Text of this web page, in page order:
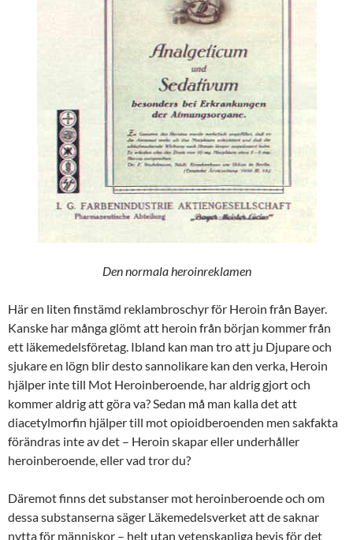
Den normala heroinreklamen
Här en liten finstämd reklambroschyr för Heroin från Bayer.
Kanske har många glömt att heroin från början kommer från
ett läkemedelsföretag. Ibland kan man tro att ju Djupare och
sjukare en lögn blir desto sannolikare kan den verka, Heroin
hjälper inte till Mot Heroinberoende, har aldrig gjort och
kommer aldrig att göra va? Sedan må man kalla det att
diacetylmorfin hjälper till mot opioidberoenden men sakfakta
förändras inte av det – Heroin skapar eller underhåller
heroinberoende, eller vad tror du?
Däremot finns det substanser mot heroinberoende och om
dessa substanserna säger Läkemedelsverket att de saknar
nytta för människor – helt utan vetenskapliga bevis för det